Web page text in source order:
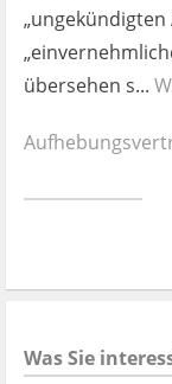
Wann lohnt er
Zeugnis
Ist es wirklich gut?
News
Impressum
übersehen s...
Was Sie